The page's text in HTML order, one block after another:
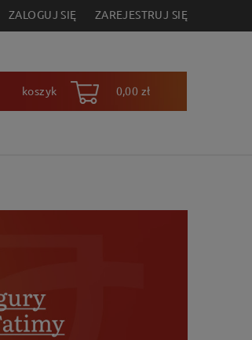
ZALOGUJ SIĘ ZAREJESTRUJ SIĘ
koszyk 0,00 zł